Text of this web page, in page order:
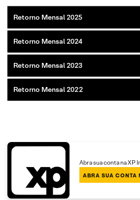
Retorno Mensal 2025
Retorno Mensal 2024
Retorno Mensal 2023
Retorno Mensal 2022
Abra sua conta na XP
ABRA SUA CONTA